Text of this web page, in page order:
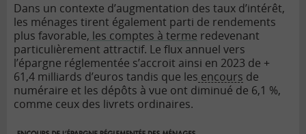
Dans un contexte d’augmentation des taux d’intérêt,
les ménages tirent également parti de rendements
plus favorable, les comptes à terme redevenant
particulièrement attractif. Le flux annuel vers
l’épargne réglementée s’accroit ainsi en 2023 de +
61,4 milliards d’euros tandis que les encours de
numéraire et les dépôts à vue ont diminué de 6,1 %,
comme ceux des livrets ordinaires.